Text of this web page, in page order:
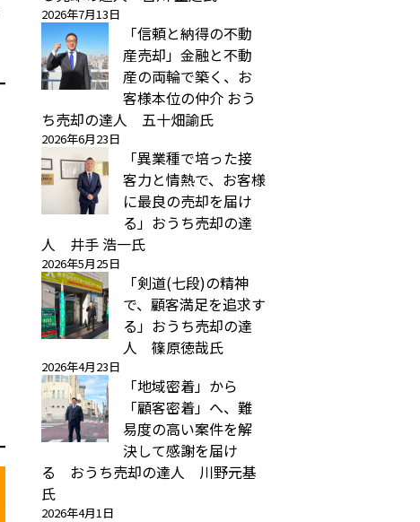
2026年7月13日
「信頼と納得の不動
産売却」金融と不動
産の両輪で築く、お
客様本位の仲介 おう
ち売却の達人 五十畑諭氏
2026年6月23日
「異業種で培った接
客力と情熱で、お客様
に最良の売却を届け
る」おうち売却の達
人 井手 浩一氏
2026年5月25日
「剣道(七段)の精神
で、顧客満足を追求す
る」おうち売却の達
人 篠原徳哉氏
2026年4月23日
「地域密着」から
「顧客密着」へ、難
易度の高い案件を解
決して感謝を届け
る おうち売却の達人 川野元基
氏
2026年4月1日